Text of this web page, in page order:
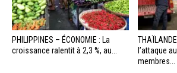
PHILIPPINES – ÉCONOMIE : La
croissance ralentit à 2,3 %, au...
l’attaque
membres...